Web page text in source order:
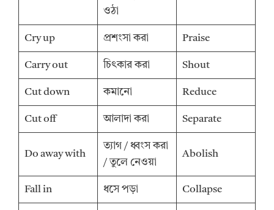
ওঠা
Cry up প্রশংসা করা Praise
Carry out চিৎকার করা Shout
Cut down কমানো Reduce
Cut off আলাদা করা Separate
Do away with
ত্যাগ / ধ্বংস করা
/ তুলে নেওয়া
Abolish
Fall in ধসে পড়া Collapse